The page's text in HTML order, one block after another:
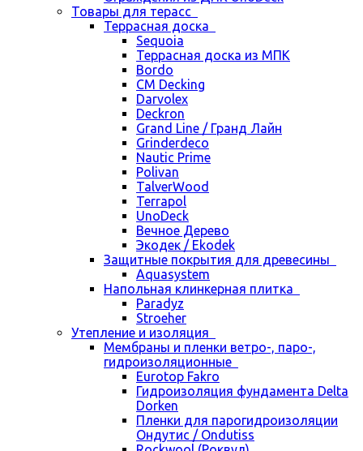
Товары для терасс
Террасная доска
Sequoia
Террасная доска из МПК
Bordo
CM Decking
Darvolex
Deckron
Grand Line / Гранд Лайн
Grinderdeco
Nautic Prime
Polivan
TalverWood
Terrapol
UnoDeck
Вечное Дерево
Экодек / Ekodek
Защитные покрытия для древесины
Aquasystem
Напольная клинкерная плитка
Paradyz
Stroeher
Утепление и изоляция
Мембраны и пленки ветро-, паро-,
гидроизоляционные
Eurotop Fakro
Гидроизоляция фундамента Delta
Dorken
Пленки для парогидроизоляции
Ондутис / Ondutiss